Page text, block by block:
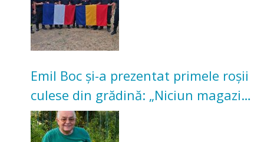
Emil Boc și-a prezentat primele roșii
culese din grădină: „Niciun magazin
nu poate oferi această satisfacție”